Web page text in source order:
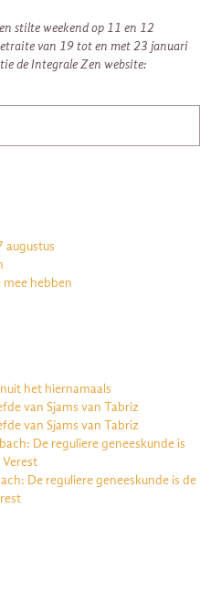
stilte weekend op 11 en 12
van 19 tot en met 23 januari
de Integrale Zen website:
hebben
het hiernamaals
van Sjams van Tabriz
van Sjams van Tabriz
De reguliere geneeskunde is
De reguliere geneeskunde is de